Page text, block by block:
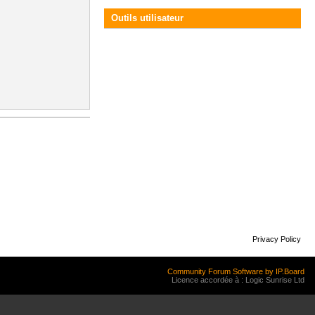
Outils utilisateur
Privacy Policy
Community Forum Software by IP.Board
Licence accordée à : Logic Sunrise Ltd